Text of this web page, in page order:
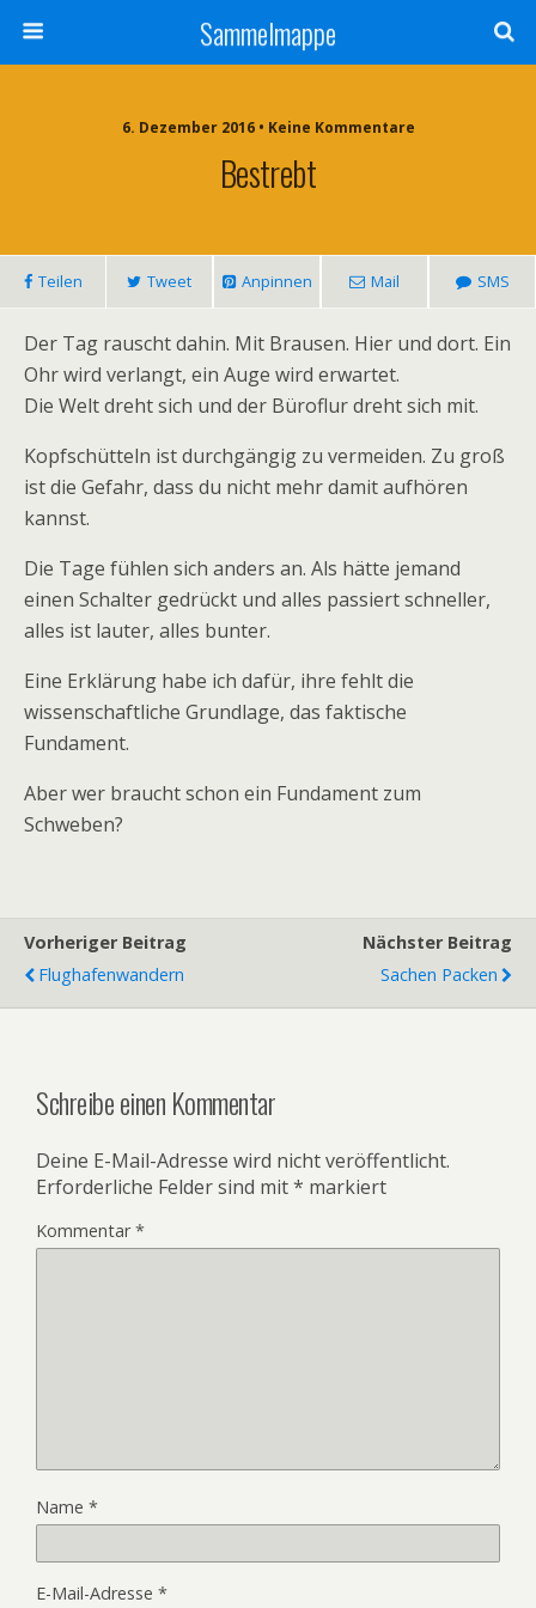
Sammelmappe
6. Dezember 2016 • Keine Kommentare
Bestrebt
Teilen Tweet Anpinnen Mail SMS
Der Tag rauscht dahin. Mit Brausen. Hier und dort. Ein
Ohr wird verlangt, ein Auge wird erwartet.
Die Welt dreht sich und der Büroflur dreht sich mit.
Kopfschütteln ist durchgängig zu vermeiden. Zu groß
ist die Gefahr, dass du nicht mehr damit aufhören
kannst.
Die Tage fühlen sich anders an. Als hätte jemand
einen Schalter gedrückt und alles passiert schneller,
alles ist lauter, alles bunter.
Eine Erklärung habe ich dafür, ihre fehlt die
wissenschaftliche Grundlage, das faktische
Fundament.
Aber wer braucht schon ein Fundament zum
Schweben?
Vorheriger Beitrag
Flughafenwandern
Nächster Beitrag
Sachen Packen
Schreibe einen Kommentar
Deine E-Mail-Adresse wird nicht veröffentlicht.
Erforderliche Felder sind mit* markiert
Kommentar*
Name *
E-Mail-Adresse *